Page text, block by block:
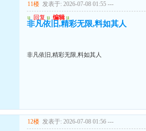
11楼 发表于: 2026-07-08 01:55 ---
u 回复 u 编辑 u
非凡依旧,精彩无限,料如其人
非凡依旧,精彩无限,料如其人
12楼 发表于: 2026-07-08 01:56 ---